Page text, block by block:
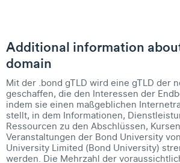
Additional information
domain
Mit der .bond gTLD wird eine gTLD der
geschaffen, die den Interessen der
indem sie einen maßgeblichen
stellt, in dem Informationen,
Ressourcen zu den Abschlüssen,
Veranstaltungen der Bond University
University Limited (Bond University)
werden. Die Mehrzahl der